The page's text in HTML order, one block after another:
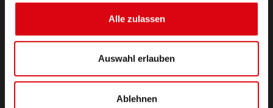
Alle zulassen
Auswahl erlauben
Ablehnen
Anwendungsbereiche
Standorte & Kontakt